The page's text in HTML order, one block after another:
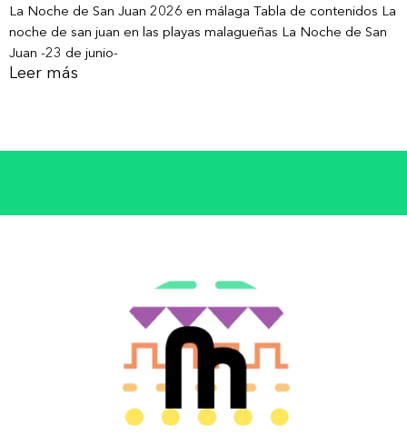
La Noche de San Juan 2026 en málaga Tabla de contenidos La
noche de san juan en las playas malagueñas La Noche de San
Juan -23 de junio-
Leer más